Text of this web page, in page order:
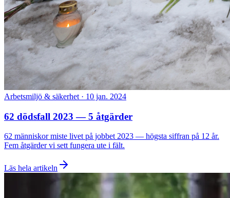
Arbetsmiljö & säkerhet · 10 jan. 2024
62 dödsfall 2023 — 5 åtgärder
62 människor miste livet på jobbet 2023 — högsta siffran på 12 år.
Fem åtgärder vi sett fungera ute i fält.
Läs hela artikeln